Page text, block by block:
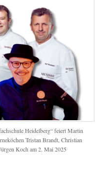
Heidelberg“ feiert Martin
Tristan Brandt, Christian
Koch am 2. Mai 2025